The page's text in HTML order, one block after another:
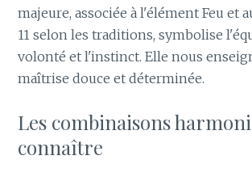
majeure, associée à l'élément Feu et
11 selon les traditions, symbolise
volonté et l'instinct. Elle nous
maîtrise douce et déterminée.
Les combinaisons
connaître